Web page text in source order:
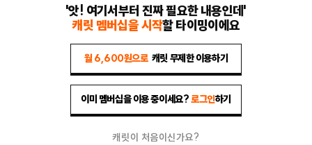
'앗! 여기서부터 진짜 필요한 내용인데'
캐릿 멤버십을 시작할 타이밍이에요
월 6,600원으로 캐릿 무제한 이용하기
이미 멤버십을 이용 중이세요?로그인하기
캐릿이 처음이신가요?